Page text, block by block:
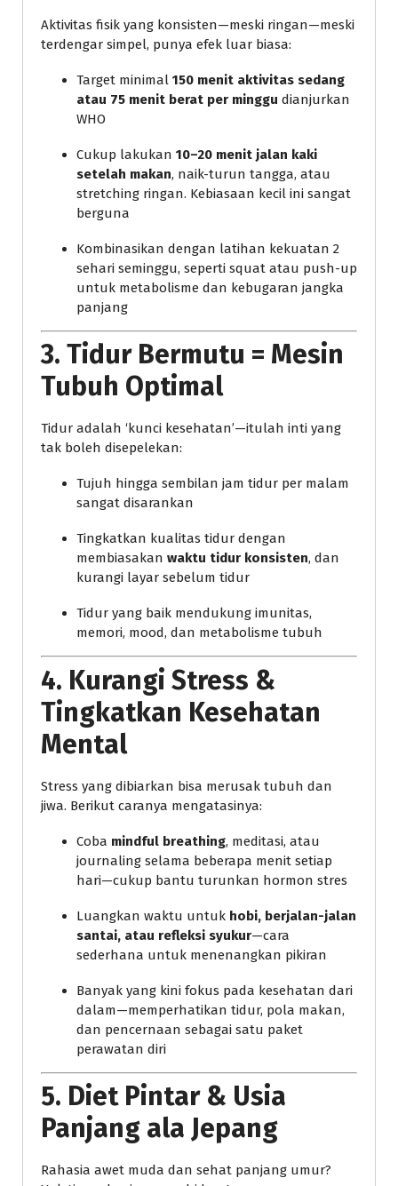
Aktivitas fisik yang konsisten—meski ringan—meski
terdengar simpel, punya efek luar biasa:
Target minimal 150 menit aktivitas sedang
atau 75 menit berat per minggu dianjurkan
WHO
Cukup lakukan 10–20 menit jalan kaki
setelah makan, naik-turun tangga, atau
stretching ringan. Kebiasaan kecil ini sangat
berguna
Kombinasikan dengan latihan kekuatan 2
sehari seminggu, seperti squat atau push-up
untuk metabolisme dan kebugaran jangka
panjang
3. Tidur Bermutu = Mesin
Tubuh Optimal
Tidur adalah ‘kunci kesehatan’—itulah inti yang
tak boleh disepelekan:
Tujuh hingga sembilan jam tidur per malam
sangat disarankan
Tingkatkan kualitas tidur dengan
membiasakan waktu tidur konsisten, dan
kurangi layar sebelum tidur
Tidur yang baik mendukung imunitas,
memori, mood, dan metabolisme tubuh
4. Kurangi Stress &
Tingkatkan Kesehatan
Mental
Stress yang dibiarkan bisa merusak tubuh dan
jiwa. Berikut caranya mengatasinya:
Coba mindful breathing, meditasi, atau
journaling selama beberapa menit setiap
hari—cukup bantu turunkan hormon stres
Luangkan waktu untuk hobi, berjalan-jalan
santai, atau refleksi syukur—cara
sederhana untuk menenangkan pikiran
Banyak yang kini fokus pada kesehatan dari
dalam—memperhatikan tidur, pola makan,
dan pencernaan sebagai satu paket
perawatan diri
5. Diet Pintar & Usia
Panjang ala Jepang
Rahasia awet muda dan sehat panjang umur?